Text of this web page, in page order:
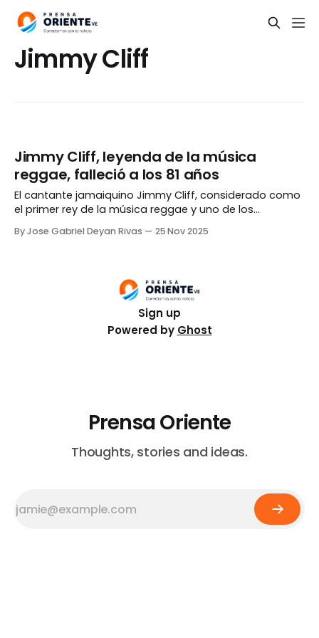
Jimmy Cliff
Jimmy Cliff, leyenda de la música
reggae, falleció a los 81 años
El cantante jamaiquino Jimmy Cliff, considerado como
el primer rey de la música reggae y uno de los
lunes, 24 de septiembre, a los 81 años. La noticia fue
By Jose Gabriel Deyan Rivas 25 Nov 2025
Sign up
Powered by Ghost
Prensa Oriente
Thoughts, stories and ideas.